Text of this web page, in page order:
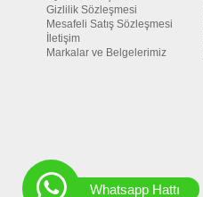
Gizlilik Sözleşmesi
Mesafeli Satış Sözleşmesi
İletişim
Markalar ve Belgelerimiz
Whatsapp Hattı